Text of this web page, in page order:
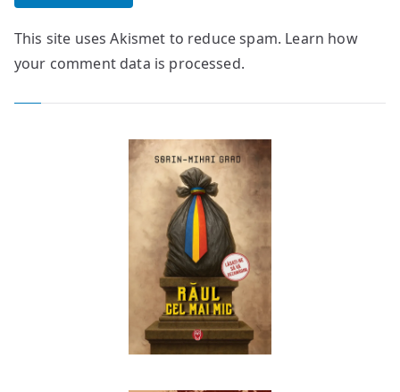
This site uses Akismet to reduce spam. Learn how
your comment data is processed.